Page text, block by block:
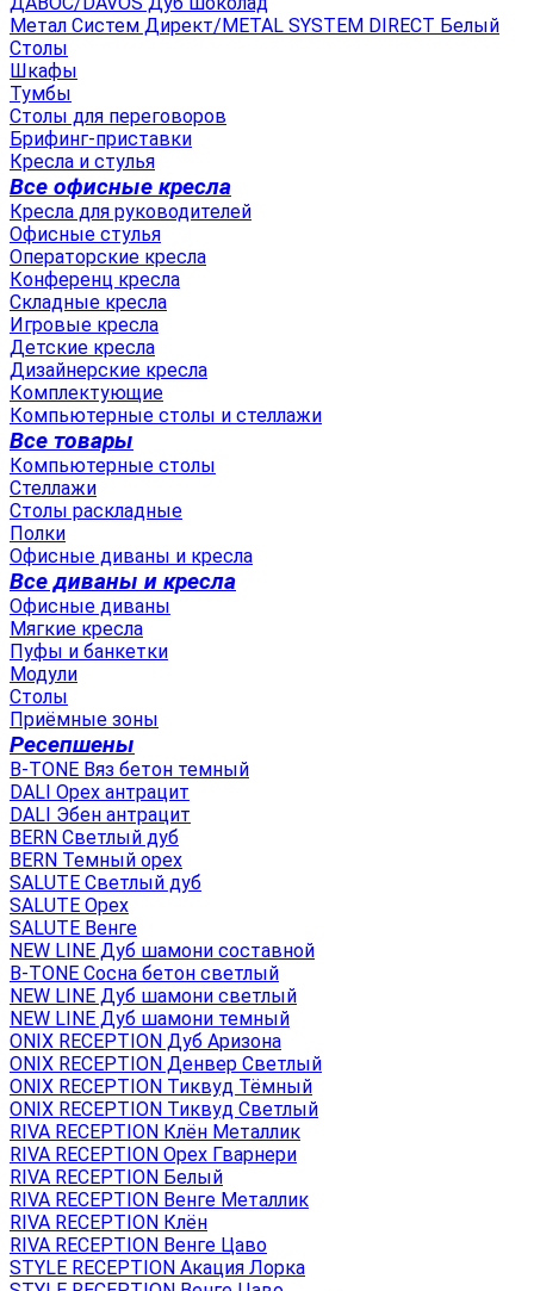
Метал Систем Директ/METAL SYSTEM DIRECT Белый
Столы
Шкафы
Тумбы
Столы для переговоров
Брифинг-приставки
Кресла и стулья
Все офисные кресла
Кресла для руководителей
Офисные стулья
Операторские кресла
Конференц кресла
Складные кресла
Игровые кресла
Детские кресла
Дизайнерские кресла
Комплектующие
Компьютерные столы и стеллажи
Все товары
Компьютерные столы
Стеллажи
Столы раскладные
Полки
Офисные диваны и кресла
Все диваны и кресла
Офисные диваны
Мягкие кресла
Пуфы и банкетки
Модули
Столы
Приёмные зоны
Ресепшены
B-TONE Вяз бетон темный
DALI Орех антрацит
DALI Эбен антрацит
BERN Светлый дуб
BERN Темный орех
SALUTE Светлый дуб
SALUTE Орех
SALUTE Венге
NEW LINE Дуб шамони составной
B-TONE Сосна бетон светлый
NEW LINE Дуб шамони светлый
NEW LINE Дуб шамони темный
ONIX RECEPTION Дуб Аризона
ONIX RECEPTION Денвер Светлый
ONIX RECEPTION Тиквуд Тёмный
ONIX RECEPTION Тиквуд Светлый
RIVA RECEPTION Клён Металлик
RIVA RECEPTION Орех Гварнери
RIVA RECEPTION Белый
RIVA RECEPTION Венге Металлик
RIVA RECEPTION Клён
RIVA RECEPTION Венге Цаво
STYLE RECEPTION Акация Лорка